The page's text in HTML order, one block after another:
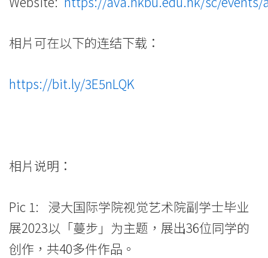
相片可在以下的连结下载：
https://bit.ly/3E5nLQK
相片说明：
Pic 1: 浸大国际学院视觉艺术院副学士毕业
展2023以「蔓步」为主题，展出36位同学的
创作，共40多件作品。